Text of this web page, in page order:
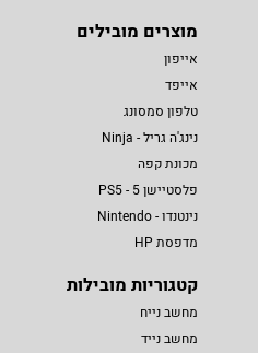
מוצרים מובילים
אייפון
אייפד
טלפון סמסונג
נינג'ה גריל - Ninja
מכונת קפה
פלסטיישן 5 - PS5
נינטנדו - Nintendo
מדפסת HP
קטגוריות מובילות
מחשב נייח
מחשב נייד